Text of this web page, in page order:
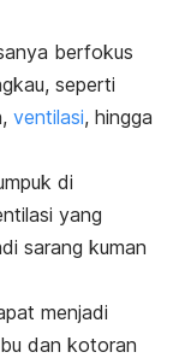
berfokus
seperti
ventilasi, hingga
di
yang
sarang kuman
menjadi
dan kotoran